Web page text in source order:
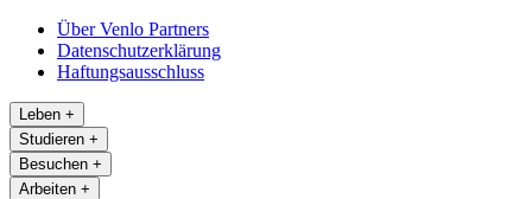
Über Venlo Partners
Datenschutzerklärung
Haftungsausschluss
Leben +
Studieren +
Besuchen +
Arbeiten +